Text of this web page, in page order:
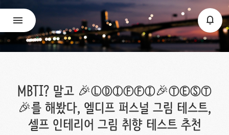
MBTI? 말고 🎉ⓁⒹⒾⒻⒻⒾ🎉ⓉⒺⓈⓉ
🎉를 해봤다, 엘디프 퍼스널 그림 테스트,
셀프 인테리어 그림 취향 테스트 추천